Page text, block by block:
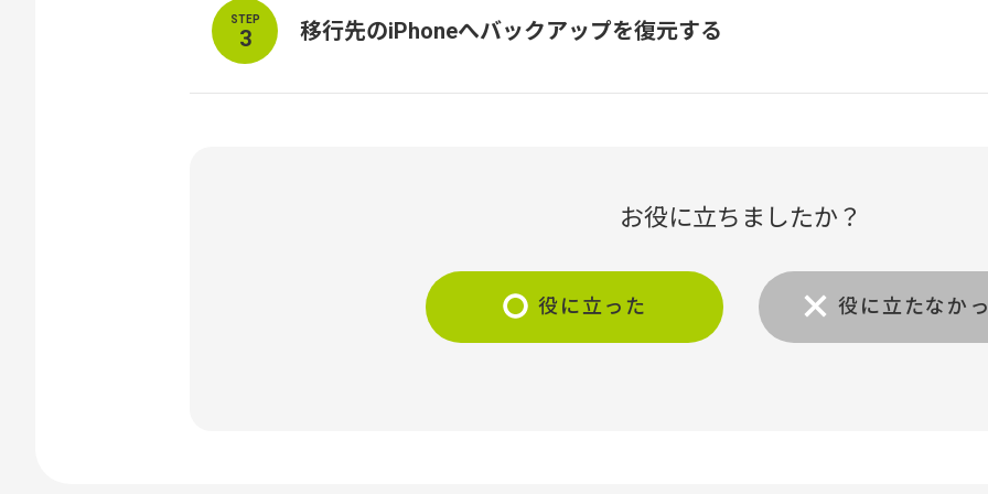
STEP
3 移行先のiPhoneへバックアップを復元する
お役に立ちましたか？
役に立った 役に立たなか